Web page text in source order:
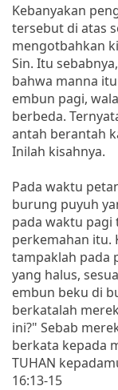
Kebanyakan
tersebut di atas
mengotbahkan
Sin. Itu
bahwa manna
embun pagi,
berbeda.
antah berantah
Inilah kisahnya.
Pada waktu
burung puyuh
pada waktu
perkemahan itu.
tampaklah pada
yang halus,
embun beku di
berkatalah
ini?" Sebab
berkata kepada
TUHAN
16:13-15